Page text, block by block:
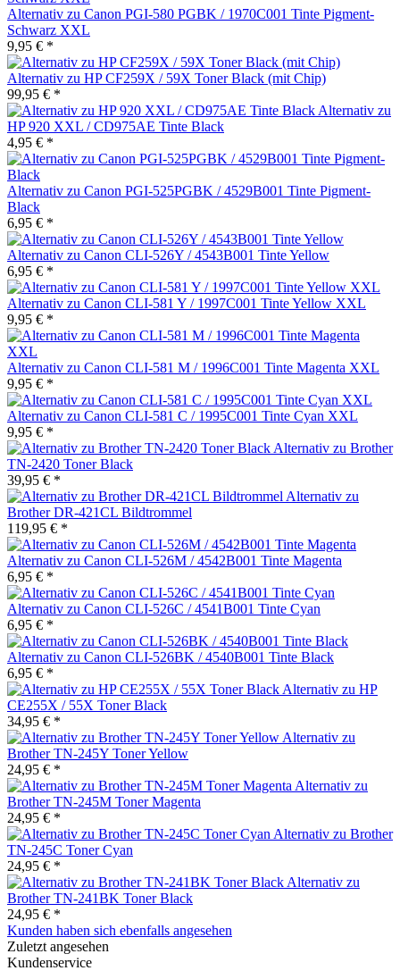
Alternativ zu Canon PGI-580 PGBK / 1970C001 Tinte Pigment-
Schwarz XXL
9,95 € *
Alternativ zu HP CF259X / 59X Toner Black (mit Chip)
99,95 € *
Alternativ zu
HP 920 XXL / CD975AE Tinte Black
4,95 € *
Alternativ zu Canon PGI-525PGBK / 4529B001 Tinte Pigment-
Black
6,95 € *
Alternativ zu Canon CLI-526Y / 4543B001 Tinte Yellow
6,95 € *
Alternativ zu Canon CLI-581 Y / 1997C001 Tinte Yellow XXL
9,95 € *
Alternativ zu Canon CLI-581 M / 1996C001 Tinte Magenta XXL
9,95 € *
Alternativ zu Canon CLI-581 C / 1995C001 Tinte Cyan XXL
9,95 € *
Alternativ zu Brother
TN-2420 Toner Black
39,95 € *
Alternativ zu
Brother DR-421CL Bildtrommel
119,95 € *
Alternativ zu Canon CLI-526M / 4542B001 Tinte Magenta
6,95 € *
Alternativ zu Canon CLI-526C / 4541B001 Tinte Cyan
6,95 € *
Alternativ zu Canon CLI-526BK / 4540B001 Tinte Black
6,95 € *
Alternativ zu HP
CE255X / 55X Toner Black
34,95 € *
Alternativ zu
Brother TN-245Y Toner Yellow
24,95 € *
Alternativ zu
Brother TN-245M Toner Magenta
24,95 € *
Alternativ zu Brother
TN-245C Toner Cyan
24,95 € *
Alternativ zu
Brother TN-241BK Toner Black
24,95 € *
Kunden haben sich ebenfalls angesehen
Zuletzt angesehen
Kundenservice